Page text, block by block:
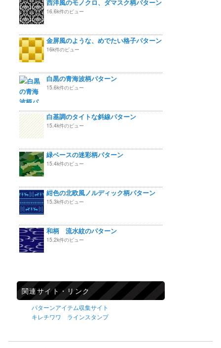
西洋風のモノクロ、ダマスク柄パターン
16.6k件のビュー
金屏風のような、めでたい格子パターン
16k件のビュー
白黒の青海波柄パターン
15.6k件のビュー
白基調のタイトな斜線パターン
15.4k件のビュー
緑ベースの迷彩柄パターン
15.4k件のビュー
紺色の北欧風ノルディック柄パターン
15.3k件のビュー
和柄 流水紋のパターン
15.2k件のビュー
関連サイト・リンク
パターンアイテム収集サイト
キレチワワ ラインスタンプ